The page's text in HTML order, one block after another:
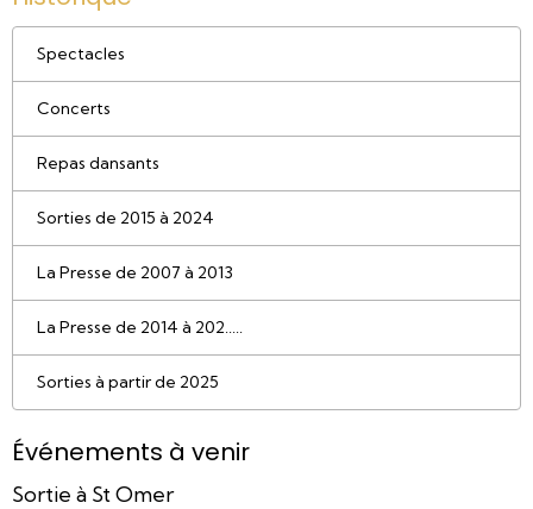
Spectacles
Concerts
Repas dansants
Sorties de 2015 à 2024
La Presse de 2007 à 2013
La Presse de 2014 à 202.....
Sorties à partir de 2025
Événements à venir
Sortie à St Omer